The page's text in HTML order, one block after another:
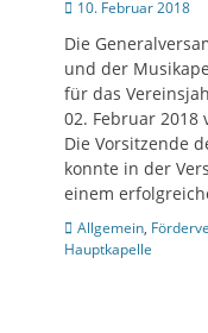
Posted
10. Februar 2018
Die
und der
für das
02. Februar
Die Vorsitzende
konnte in der
einem
Kategorien
Allgemein,
Hauptkapelle